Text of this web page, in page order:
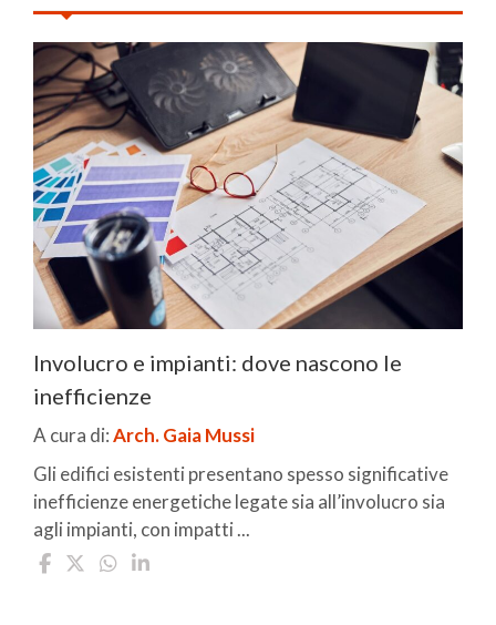
Involucro e impianti: dove nascono le
inefficienze
A cura di:Arch. Gaia Mussi
Gli edifici esistenti presentano spesso significative
inefficienze energetiche legate sia all’involucro sia
agli impianti, con impatti ...